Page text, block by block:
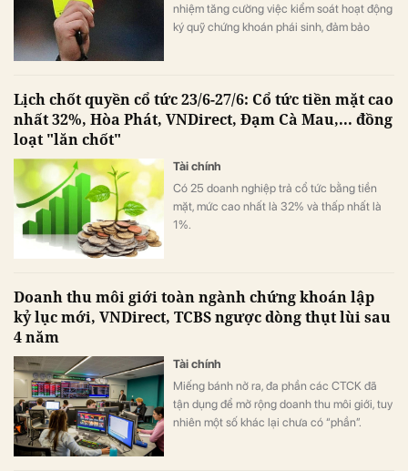
nhiệm tăng cường việc kiểm soát hoạt động
ký quỹ chứng khoán phái sinh, đảm bảo
Lịch chốt quyền cổ tức 23/6-27/6: Cổ tức tiền mặt cao
nhất 32%, Hòa Phát, VNDirect, Đạm Cà Mau,... đồng
loạt "lăn chốt"
Tài chính
Có 25 doanh nghiệp trả cổ tức bằng tiền
mặt, mức cao nhất là 32% và thấp nhất là
1%.
Doanh thu môi giới toàn ngành chứng khoán lập
kỷ lục mới, VNDirect, TCBS ngược dòng thụt lùi sau
4 năm
Tài chính
Miếng bánh nở ra, đa phần các CTCK đã
tận dụng để mở rộng doanh thu môi giới, tuy
nhiên một số khác lại chưa có “phần”.